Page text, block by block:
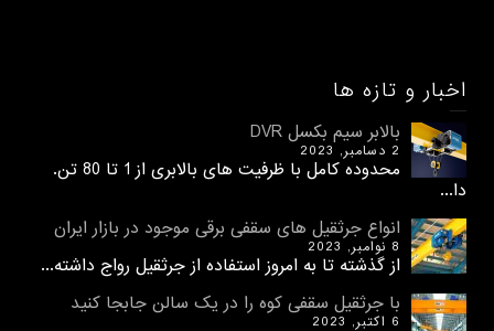
اخبار و تازه ها
بالابر سیم بکسل DVR
2 دسامبر, 2023
محدوده کامل با ظرفیت های بالابری از 1 تا 80 تن.
دا...
انواع جرثقیل های سقفی برقی موجود در بازار ایران
8 نوامبر, 2023
از گذشته تا به امروز استفاده از جرثقیل رواج داشته...
با جرثقیل سقفی کوه را در یک سالن جابجا کنید
6 اکتبر, 2023